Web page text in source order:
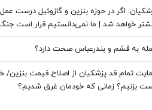
اگر در حوزه بنزین و گازوئیل درست
خواهد شد | ما نمی‌دانستیم قرار است
حذف نمی شد با شروع جنگ قحطی در
به قشم و بندرعباس صحت دارد؟
تمام قد پزشکیان از اصلاح قیمت بنزین/
بزنیم؟ زمانی که خودمان غرق شدیم؟